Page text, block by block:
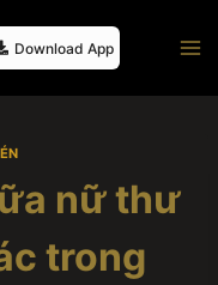
Download App
nữ thư
trong